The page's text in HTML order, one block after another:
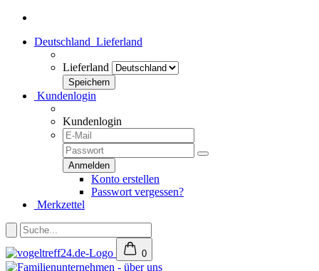
Deutschland Lieferland
Lieferland
Kundenlogin
Kundenlogin
Konto erstellen
Passwort vergessen?
Merkzettel
0